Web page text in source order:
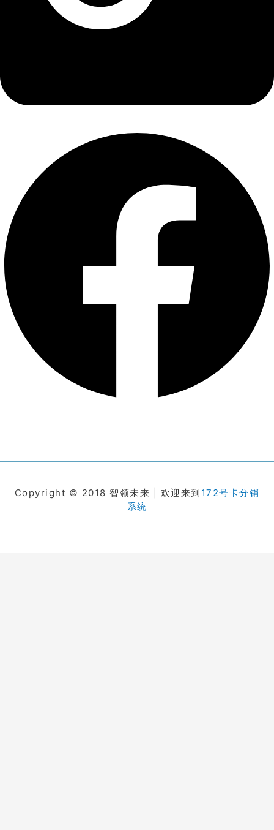
Copyright © 2018 智领未来 | 欢迎来到 172号卡分销
系统